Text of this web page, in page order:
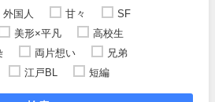
国人 甘々
SF
美形×平凡
高校生
両片想い
兄弟
江戸BL 短編